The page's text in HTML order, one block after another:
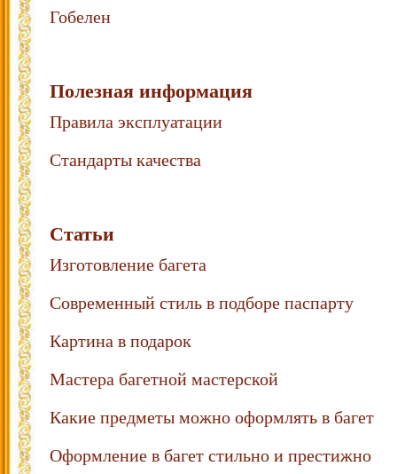
Гобелен
Полезная информация
Правила эксплуатации
Стандарты качества
Статьи
Изготовление багета
Современный стиль в подборе паспарту
Картина в подарок
Мастера багетной мастерской
Какие предметы можно оформлять в багет
Оформление в багет стильно и престижно